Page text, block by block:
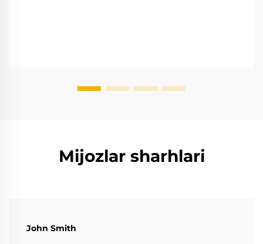
Mijozlar sharhlari
John Smith